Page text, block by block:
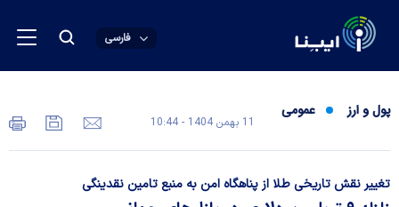
فارسی
پول و ارز عمومی
11 بهمن 1404 - 10:44
تغییر نقش تاریخی طلا از پناهگاه امن به منبع تامین نقدینگی